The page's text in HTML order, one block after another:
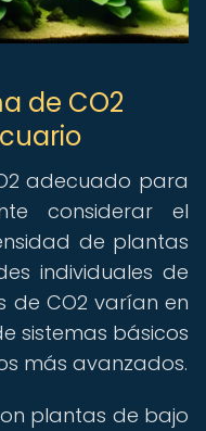
de CO2
adecuado para
considerar el
de plantas
individuales de
de CO2 varían en
sistemas básicos
más avanzados.
plantas de bajo